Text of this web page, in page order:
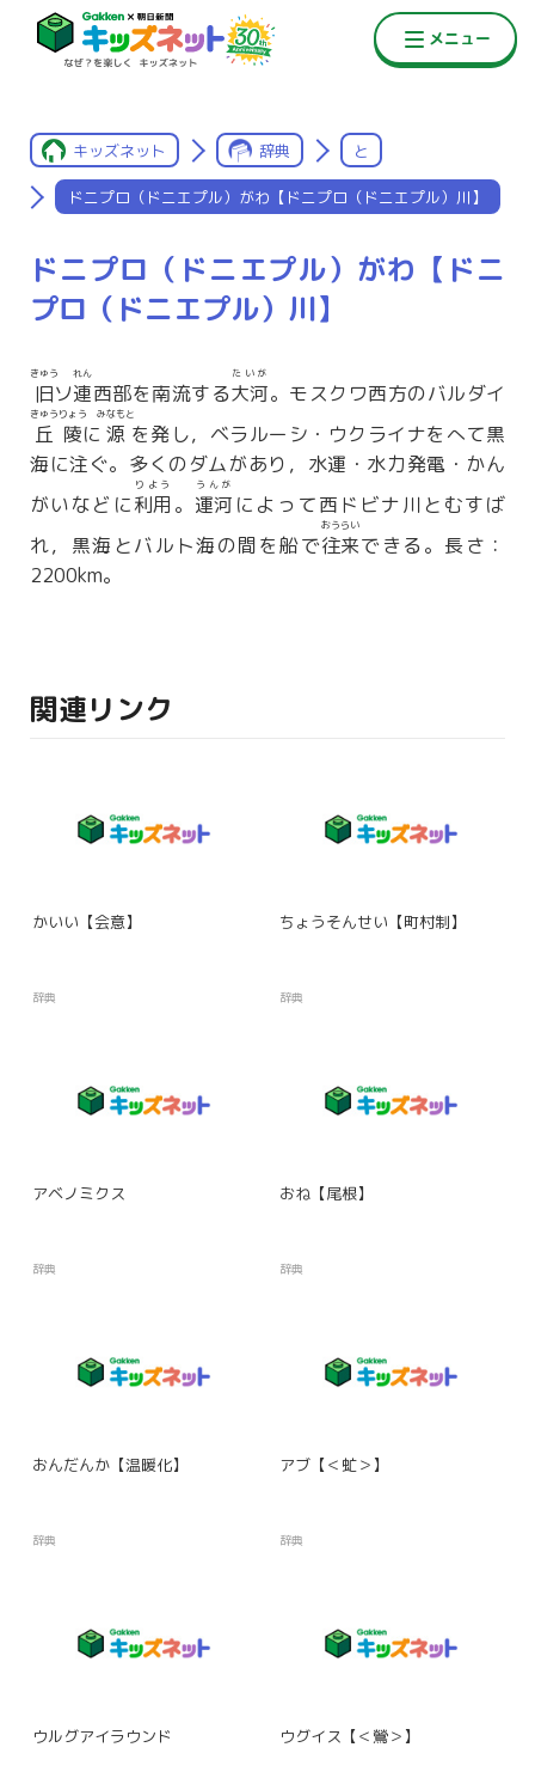
キッズネット 辞典 と
ドニプロ（ドニエプル）がわ【ドニプロ（ドニエプル）川】
ドニプロ（ドニエプル）がわ【ドニ
プロ（ドニエプル）川】
旧
きゅう
ソ連
れん
西部を南流する大河
たいが
。モスクワ西方のバルダイ
丘陵
きゅうりょう
に 源
みなもと
を発し，ベラルーシ・ウクライナをへて黒
海に注ぐ。多くのダムがあり，水運・水力発電・かん
がいなどに利用
りよう
。 運河
うんが
によって西ドビナ川とむすば
れ，黒海とバルト海の間を船で往来
おうらい
できる。長さ：
2200km。
関連リンク
かいい【会意】
辞典
ちょうそんせい【町村制】
辞典
アベノミクス
辞典
おね【尾根】
辞典
おんだんか【温暖化】
辞典
アブ【＜虻＞】
辞典
ウルグアイラウンド ウグイス【＜鶯＞】